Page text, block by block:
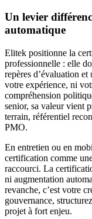
Un levier
automatique
Elitek positionne la
professionnelle : elle
repères d’évaluation
votre expérience, ni
compréhension
senior, sa valeur vient
terrain, référentiel
PMO.
En entretien ou en
certification comme
raccourci. La
ni augmentation
revanche, c’est votre
gouvernance,
projet à fort enjeu.